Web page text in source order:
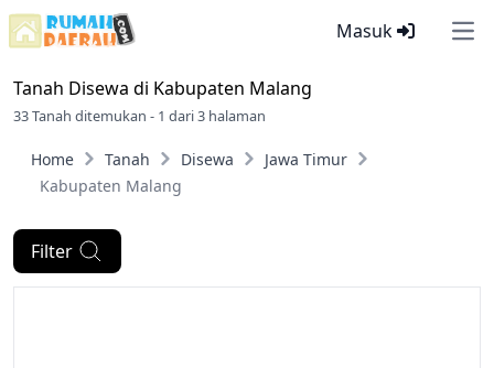
Masuk
Tanah Disewa di Kabupaten Malang
33 Tanah ditemukan - 1 dari 3 halaman
Home Tanah Disewa
Jawa Timur
Kabupaten Malang
Filter